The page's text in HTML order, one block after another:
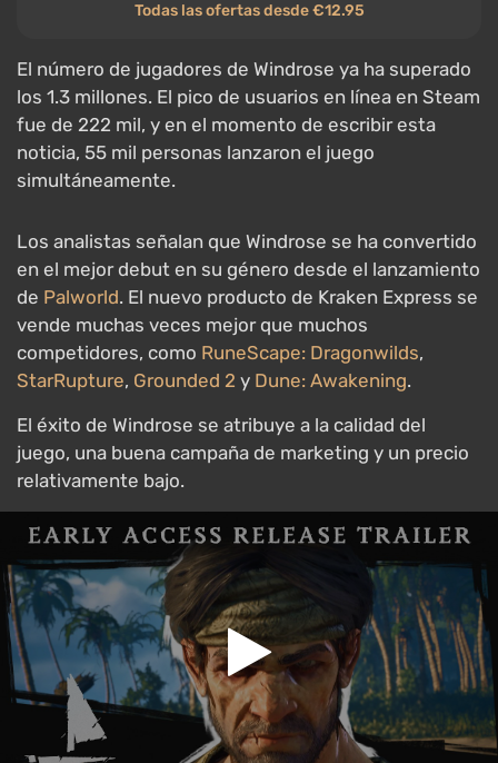
Todas las ofertas desde €12.95
El número de jugadores de Windrose ya ha superado
los 1.3 millones. El pico de usuarios en línea en Steam
fue de 222 mil, y en el momento de escribir esta
noticia, 55 mil personas lanzaron el juego
simultáneamente.
Los analistas señalan que Windrose se ha convertido
en el mejor debut en su género desde el lanzamiento
de Palworld. El nuevo producto de Kraken Express se
vende muchas veces mejor que muchos
competidores, como RuneScape: Dragonwilds,
StarRupture, Grounded 2 y Dune: Awakening.
El éxito de Windrose se atribuye a la calidad del
juego, una buena campaña de marketing y un precio
relativamente bajo.